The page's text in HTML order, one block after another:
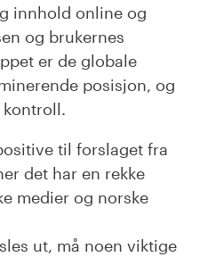
innhold online og
og brukernes
er de globale
posisjon, og
.
til forslaget fra
det har en rekke
medier og norske
ut, må noen viktige